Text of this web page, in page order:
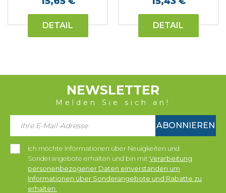
DETAIL DETAIL
NEWSLETTER
Melden Sie sich an!
ABONNIEREN
Ich möchte Informationen über Neuigkeiten und
Sonderangebote erhalten und bin mit Verarbeitung
personenbezogener Daten einverstanden um
Informationen über Sonderangebote und Rabatte zu
erhalten.